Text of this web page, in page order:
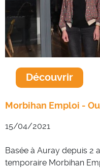
Découvrir
Morbihan Emploi -
15/04/2021
Basée à Auray depuis 2
temporaire Morbihan